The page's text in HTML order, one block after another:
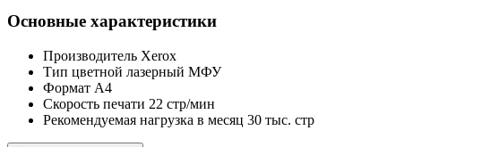
Основные характеристики
Производитель Xerox
Тип цветной лазерный МФУ
Формат A4
Скорость печати 22 стр/мин
Рекомендуемая нагрузка в месяц 30 тыс. стр